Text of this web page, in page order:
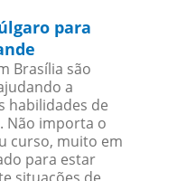
para
Brasília são
a
habilidades de
Não importa o
curso, muito em
para estar